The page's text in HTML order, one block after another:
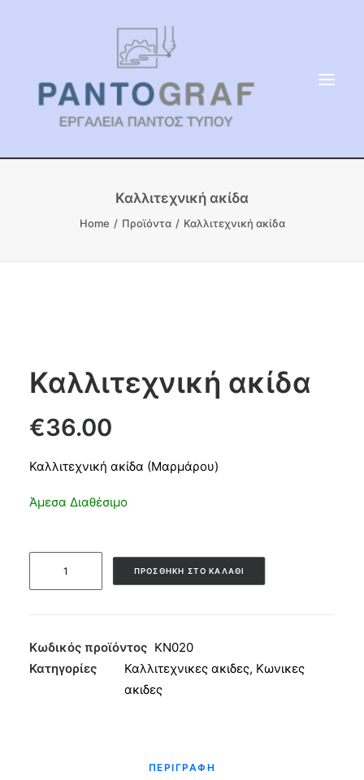
ΑΔΑΜΑΝΤΟΦΟΡΟΙ ΔΙΣΚΟΙ
Καλλιτεχνική ακίδα
Home Προϊόντα Καλλιτεχνική ακίδα
Καλλιτεχνική ακίδα
€36.00
Καλλιτεχνική ακίδα (Μαρμάρου)
Άμεσα Διαθέσιμο
ΠΡΟΣΘΉΚΗ ΣΤΟ ΚΑΛΆΘΙ
Κωδικός προϊόντος KN020
Κατηγορίες
Καλλιτεχνικες ακιδες, Κωνικες
ακιδες
ΠΕΡΙΓΡΑΦΉ